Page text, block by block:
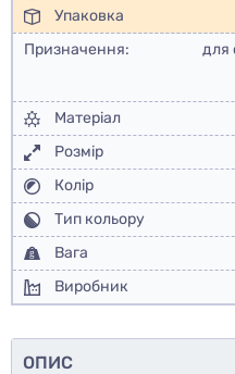
Упаковка
Призначення:
для
Матеріал
Розмір
Колір
Тип кольору
Вага
Виробник
ОПИС